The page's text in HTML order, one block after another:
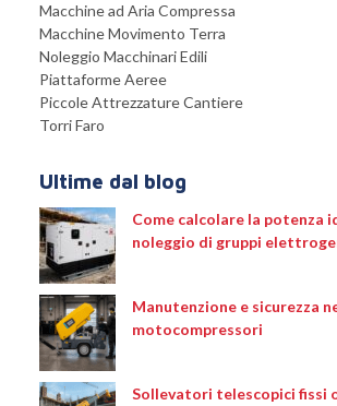
Macchine ad Aria Compressa
Macchine Movimento Terra
Noleggio Macchinari Edili
Piattaforme Aeree
Piccole Attrezzature Cantiere
Torri Faro
Ultime dal blog
Come calcolare la potenza
noleggio di gruppi
Manutenzione e sicurezza
motocompressori
Sollevatori telescopici fissi